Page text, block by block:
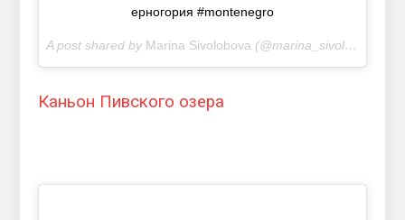
ерногория #montenegro
A post shared by Marina Sivolobova (@marina_sivolobova) on
Каньон Пивского озера